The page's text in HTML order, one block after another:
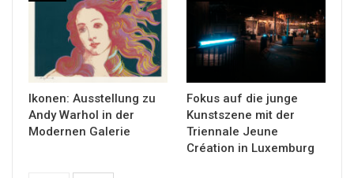
Ikonen: Ausstellung zu
Andy Warhol in der
Modernen Galerie
Fokus auf die junge
Kunstszene mit der
Triennale Jeune
Création in Luxemburg